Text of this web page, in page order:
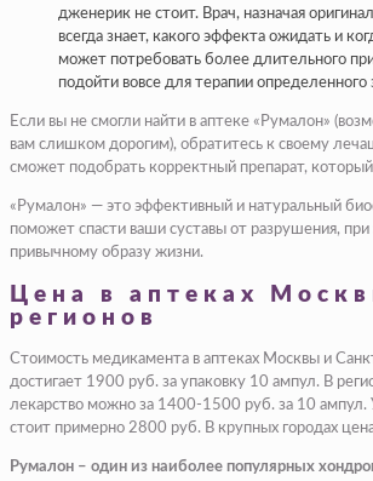
дженерик не стоит. Врач, назначая
всегда знает, какого эффекта ожидать и
может потребовать более длительного
подойти вовсе для терапии определенного
Если вы не смогли найти в аптеке «Румалон»
вам слишком дорогим), обратитесь к своему
сможет подобрать корректный препарат,
«Румалон» — это эффективный и натуральный
поможет спасти ваши суставы от разрушения, при
привычному образу жизни.
Цена в аптеках
регионов
Стоимость медикамента в аптеках Москвы и
достигает 1900 руб. за упаковку 10 ампул. В
лекарство можно за 1400-1500 руб. за 10 ампул.
стоит примерно 2800 руб. В крупных городах
Румалон – один из наиболее популярных